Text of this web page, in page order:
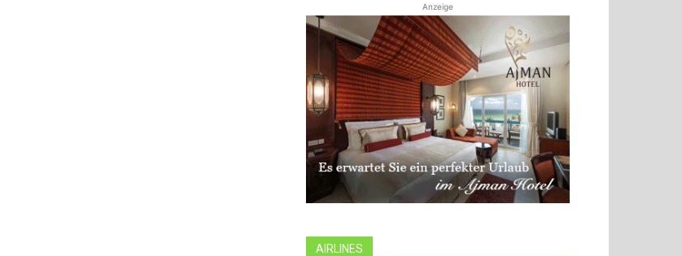
Anzeige
AIRLINES